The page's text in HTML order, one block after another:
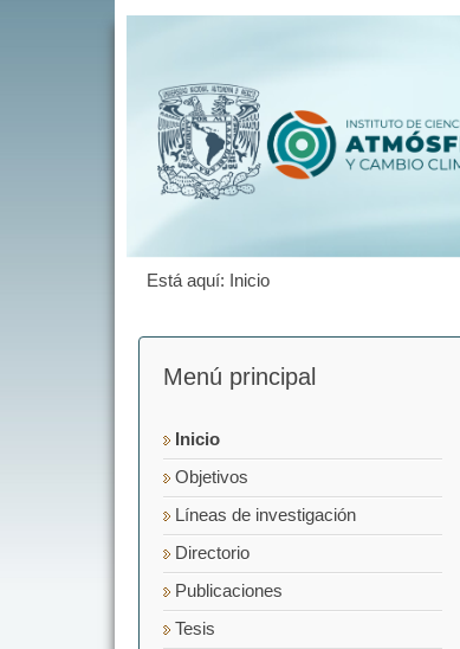
Está aquí: Inicio
Menú principal
Inicio
Objetivos
Líneas de investigación
Directorio
Publicaciones
Tesis